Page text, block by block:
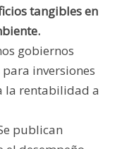
tangibles en
gobiernos
inversiones
la rentabilidad a
publican